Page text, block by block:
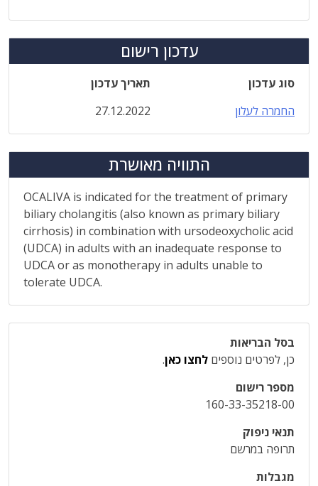
עדכון רישום
סוג עדכון
תאריך עדכון
החמרה לעלון
27.12.2022
התוויה מאושרת
OCALIVA is indicated for the treatment of primary
biliary cholangitis (also known as primary biliary
cirrhosis) in combination with ursodeoxycholic acid
(UDCA) in adults with an inadequate response to
UDCA or as monotherapy in adults unable to
tolerate UDCA.
בסל הבריאות
כן, לפרטים נוספים לחצו כאן.
מספר רישום
160-33-35218-00
תנאי ניפוק
תרופה במרשם
מגבלות